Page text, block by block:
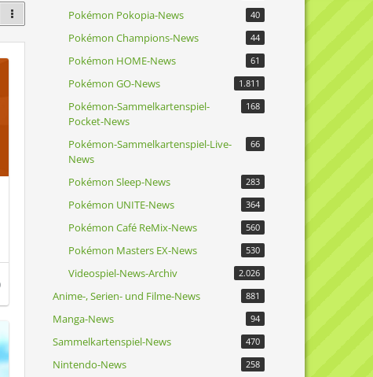
Pokémon Pokopia-News 40
Pokémon Champions-News 44
Pokémon HOME-News 61
Pokémon GO-News 1.811
Pokémon-Sammelkartenspiel-
Pocket-News
168
Pokémon-Sammelkartenspiel-Live-
News
66
Pokémon Sleep-News 283
Pokémon UNITE-News 364
Pokémon Café ReMix-News 560
Pokémon Masters EX-News 530
Videospiel-News-Archiv 2.026
Anime-, Serien- und Filme-News 881
Manga-News 94
Sammelkartenspiel-News 470
Nintendo-News 258